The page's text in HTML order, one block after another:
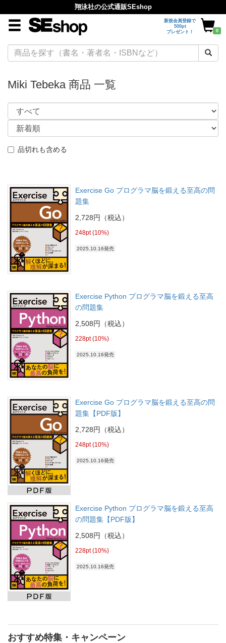
翔泳社の公式通販SEshop
新規会員登録で
500pt
プレゼント！
0
Miki Tebeka 商品 一覧
品切れも含める
Exercise Go プログラマ脳を鍛える至高の問
題集
2,728円（税込）
248pt (10%)
2025.10.16発売
Exercise Python プログラマ脳を鍛える至高
の問題集
2,508円（税込）
228pt (10%)
2025.10.16発売
Exercise Go プログラマ脳を鍛える至高の問
題集【PDF版】
2,728円（税込）
248pt (10%)
2025.10.16発売
Exercise Python プログラマ脳を鍛える至高
の問題集【PDF版】
2,508円（税込）
228pt (10%)
2025.10.16発売
おすすめ特集・キャンペーン